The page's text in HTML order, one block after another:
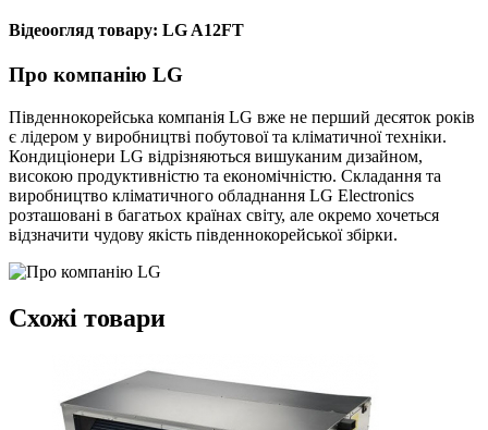
Відеоогляд товару: LG A12FT
Про компанію LG
Південнокорейська компанія LG вже не перший десяток років
є лідером у виробництві побутової та кліматичної техніки.
Кондиціонери LG відрізняються вишуканим дизайном,
високою продуктивністю та економічністю. Складання та
виробництво кліматичного обладнання LG Electronics
розташовані в багатьох країнах світу, але окремо хочеться
відзначити чудову якість південнокорейської збірки.
Схожі товари